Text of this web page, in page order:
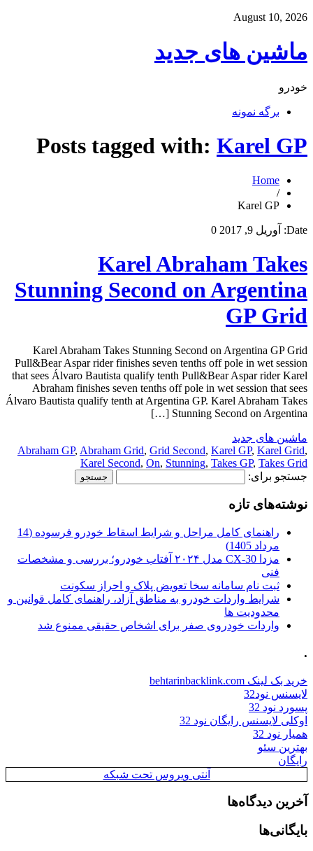
August 10, 2026
ماشین های جدید
خودرو
برگه نمونه
Posts tagged with: Karel GP
Home
/
Karel GP
Date: آوریل 9, 2017 0
Karel Abraham Takes
Stunning Second on Argentina
GP Grid
Karel Abraham Takes Stunning Second on Argentina GP Grid
Pull&Bear Aspar rider finishes seven tenths off pole in wet session
that sees Álvaro Bautista qualify tenth Pull&Bear Aspar rider Karel
Abraham finishes seven tenths off pole in wet session that sees
Álvaro Bautista qualify tenth at Argentina GP. Karel Abraham Takes
Stunning Second on Argentina […]
ماشین های جدید
Abraham GP, Abraham Grid, Grid Second, Karel GP, Karel Grid,
Karel Second, On, Stunning, Takes GP, Takes Grid
جستجو برای:
نوشته‌های تازه
راهنمای کامل مراحل و شرایط اسقاط خودرو فرسوده (14
مرداد 1405)
مزدا CX-30 مدل ۲۰۲۴ آفتاب خودرو؛ بررسی و مشخصات
فنی
ثبت نام سامانه سخا تعویض پلاک و احراز سکونت
شرایط واردات خودرو به مناطق آزاد، راهنمای کامل قوانین و
محدودیت ها
واردات خودروی صفر برای اشخاص حقیقی ممنوع شد
.
خرید بک لینک behtarinbacklink.com
لایسنس نود32
پسورد نود 32
اوکلی لایسنس رایگان نود 32
همیار نود 32
بهترین سئو
رایگان
آنتی ویروس تحت شبکه
آخرین دیدگاه‌ها
بایگانی‌ها